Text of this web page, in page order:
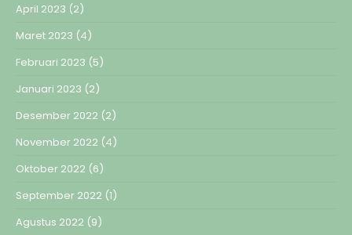
April 2023 (2)
Maret 2023 (4)
Februari 2023 (5)
Januari 2023 (2)
Desember 2022 (2)
November 2022 (4)
Oktober 2022 (6)
September 2022 (1)
Agustus 2022 (9)